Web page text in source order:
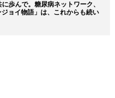
歩んで。糖尿病ネットワーク、
ョイ物語」は、これからも続い